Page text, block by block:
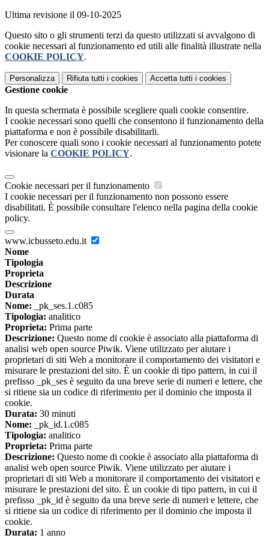
Ultima revisione il 09-10-2025
Questo sito o gli strumenti terzi da questo utilizzati si avvalgono di
cookie necessari al funzionamento ed utili alle finalità illustrate nella
COOKIE POLICY.
Personalizza Rifiuta tutti i cookies Accetta tutti i cookies
Gestione cookie
In questa schermata è possibile scegliere quali cookie consentire.
I cookie necessari sono quelli che consentono il funzionamento della
piattaforma e non è possibile disabilitarli.
Per conoscere quali sono i cookie necessari al funzionamento potete
visionare la COOKIE POLICY.
Cookie necessari per il funzionamento
I cookie necessari per il funzionamento non possono essere
disabilitati. È possibile consultare l'elenco nella pagina della cookie
policy.
www.icbusseto.edu.it
Nome
Tipologia
Proprieta
Descrizione
Durata
Nome: _pk_ses.1.c085
Tipologia: analitico
Proprieta: Prima parte
Descrizione: Questo nome di cookie è associato alla piattaforma di
analisi web open source Piwik. Viene utilizzato per aiutare i
proprietari di siti Web a monitorare il comportamento dei visitatori e
misurare le prestazioni del sito. È un cookie di tipo pattern, in cui il
prefisso _pk_ses è seguito da una breve serie di numeri e lettere, che
si ritiene sia un codice di riferimento per il dominio che imposta il
cookie.
Durata: 30 minuti
Nome: _pk_id.1.c085
Tipologia: analitico
Proprieta: Prima parte
Descrizione: Questo nome di cookie è associato alla piattaforma di
analisi web open source Piwik. Viene utilizzato per aiutare i
proprietari di siti Web a monitorare il comportamento dei visitatori e
misurare le prestazioni del sito. È un cookie di tipo pattern, in cui il
prefisso _pk_id è seguito da una breve serie di numeri e lettere, che
si ritiene sia un codice di riferimento per il dominio che imposta il
cookie.
Durata: 1 anno